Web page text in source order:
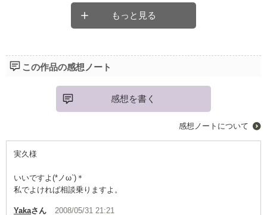
もっと見る
この作品の感想ノート
感想を書く
感想ノートについて
実久様
いいですよ(*ノω`)＊
私でよければ相談乗りますよ。
Yakaさん 2008/05/31 21:21